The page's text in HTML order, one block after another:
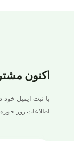
اکنون
با ثبت ایمیل خود
اطلاعات روز